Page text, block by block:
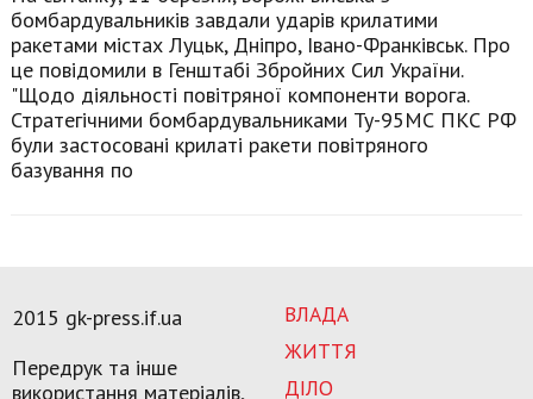
бомбардувальників завдали ударів крилатими
ракетами містах Луцьк, Дніпро, Івано-Франківськ. Про
це повідомили в Генштабі Збройних Сил України.
"Щодо діяльності повітряної компоненти ворога.
Стратегічними бомбардувальниками Ту-95МС ПКС РФ
були застосовані крилаті ракети повітряного
базування по
ВЛАДА
ЖИТТЯ
ДІЛО
2015 gk-press.if.ua
Передрук та інше
використання матеріалів,